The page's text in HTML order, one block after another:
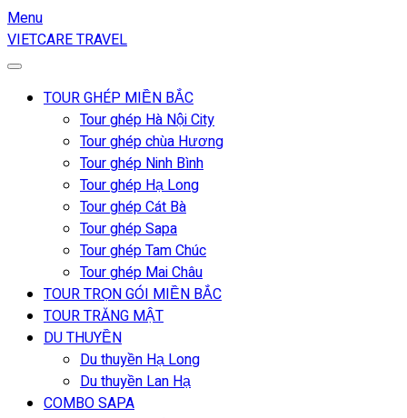
Menu
VIETCARE TRAVEL
TOUR GHÉP MIỀN BẮC
Tour ghép Hà Nội City
Tour ghép chùa Hương
Tour ghép Ninh Bình
Tour ghép Hạ Long
Tour ghép Cát Bà
Tour ghép Sapa
Tour ghép Tam Chúc
Tour ghép Mai Châu
TOUR TRỌN GÓI MIỀN BẮC
TOUR TRĂNG MẬT
DU THUYỀN
Du thuyền Hạ Long
Du thuyền Lan Hạ
COMBO SAPA